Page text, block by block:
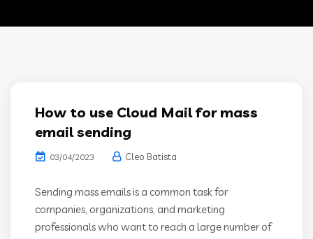
How to use Cloud Mail for mass
email sending
03/04/2023 Cleo Batista
Sending mass emails is a common task for
companies, organizations, and marketing
professionals who want to reach a large number of